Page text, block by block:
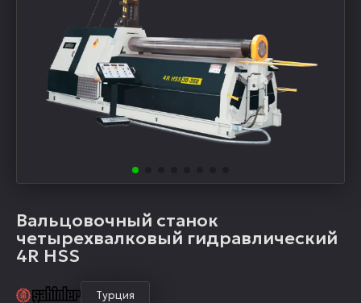
Вальцовочный станок
четырехвалковый гидравлический
4R HSS
Турция